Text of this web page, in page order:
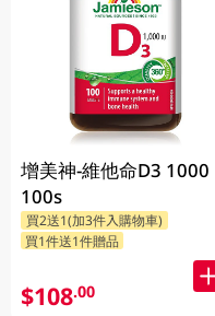
增美神-維他命D3 1000
100s
買2送1(加3件入購物車)
買1件送1件贈品
$108.00